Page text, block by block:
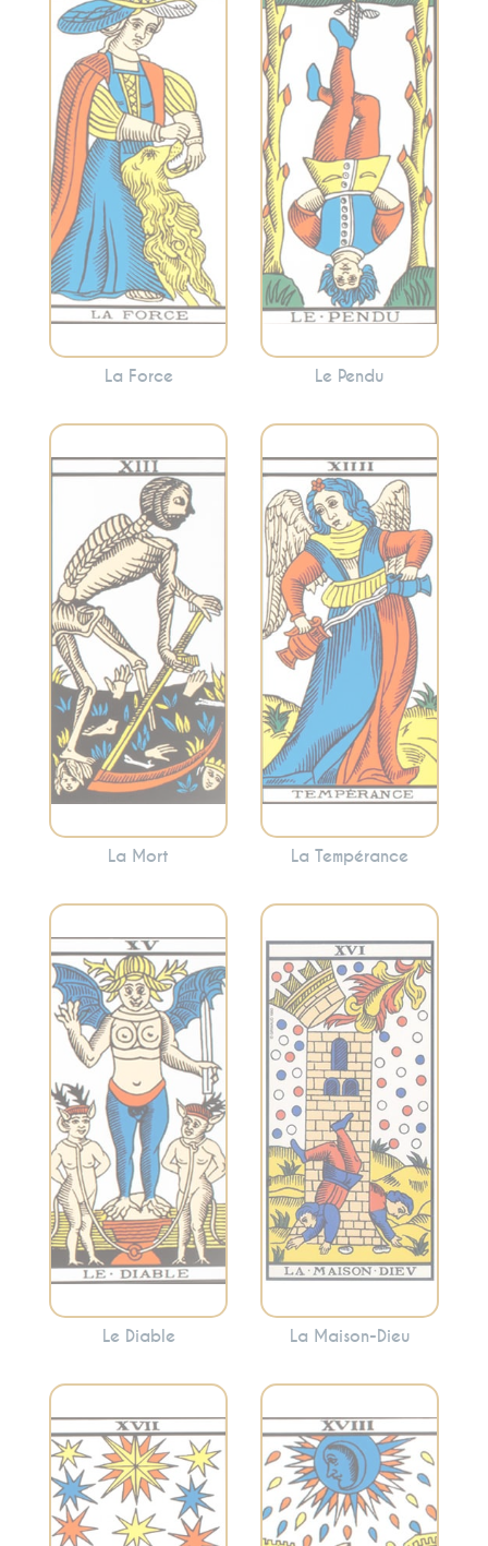
Symbolise la force
intérieure, le
courage et la
maîtrise de soi. La
Force invite à
canaliser vos
énergies pour
surmonter les
obstacles avec
douceur.
La Force
Représente le
lâcher-prise, la
suspension et une
nouvelle
perspective. Cette
carte encourage
souvent à voir les
choses sous un
angle différent et à
abandonner ce qui
ne sert plus.
Le Pendu
Incarne la
transformation, la
fin des cycles et le
renouveau. Cette
carte annonce
souvent des
changements
significatifs, mais
nécessaires.
La Mort
Évoque l’équilibre,
l’harmonie et la
modération. La
Tempérance
encourage à
trouver le juste
milieu et à
harmoniser les
différentes
facettes de votre
vie.
La Tempérance
Symbolise les
désirs, les
tentations et les
attachements.
Cette carte peut
mettre en évidence
les aspects de votre
vie où vous vous
sentez piégé ou
enchaîné.
Le Diable
Représente la
destruction des
anciennes
structures, les
révélations
soudaines et la
libération. La
Maison-Dieu peut
indiquer des
changements
dramatiques mais
nécessaires.
La Maison-Dieu
Incarne l’espoir,
l’inspiration et la
Évoque les
illusions, l’intuition
et les émotions